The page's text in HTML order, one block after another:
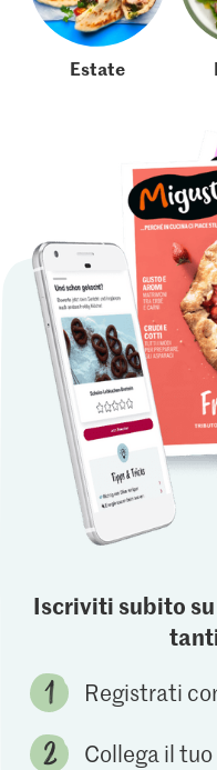
Estate
Iscriviti subito
Registrati
Collega il